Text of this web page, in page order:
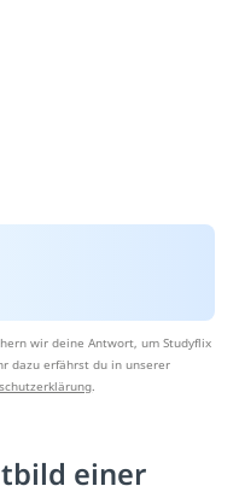
wir deine Antwort, um Studyflix
dazu erfährst du in unserer
einer